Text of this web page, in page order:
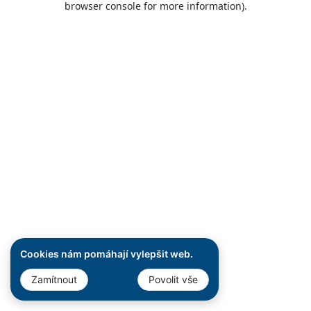
Cookies nám pomáhají vylepšit web.
Zamítnout Povolit vše
browser console for more information).